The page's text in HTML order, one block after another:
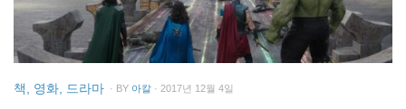
책, 영화, 드라마 · BY 아칼 · 2017년 12월 4일